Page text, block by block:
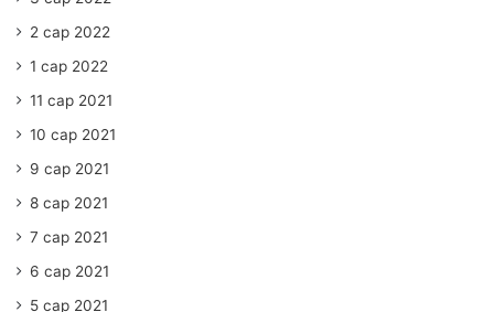
2 сар 2022
1 сар 2022
11 сар 2021
10 сар 2021
9 сар 2021
8 сар 2021
7 сар 2021
6 сар 2021
5 сар 2021